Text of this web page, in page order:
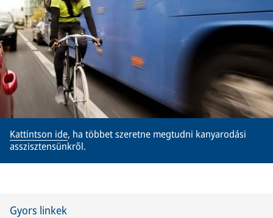
Kattintson ide, ha többet szeretne megtudni kanyarodási
asszisztensünkről.
Gyors linkek